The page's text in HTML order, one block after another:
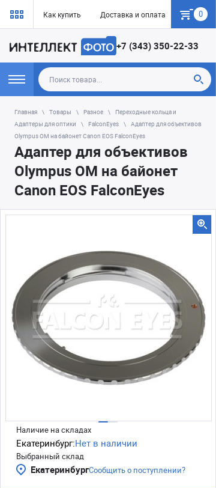
Как купить Доставка и оплата Гарантия
0
+7 (343) 350-22-33
Главная Товары Разное
Переходные кольца и
Адаптеры для оптики
FalconEyes
Адаптер для объективов
Olympus OM на байонет Canon EOS FalconEyes
Адаптер для объективов
Olympus OM на байонет
Canon EOS FalconEyes
Наличие на складах
Екатеринбург:Нет в наличии
Выбранный склад
ЕкатеринбургСообщить о поступлении?